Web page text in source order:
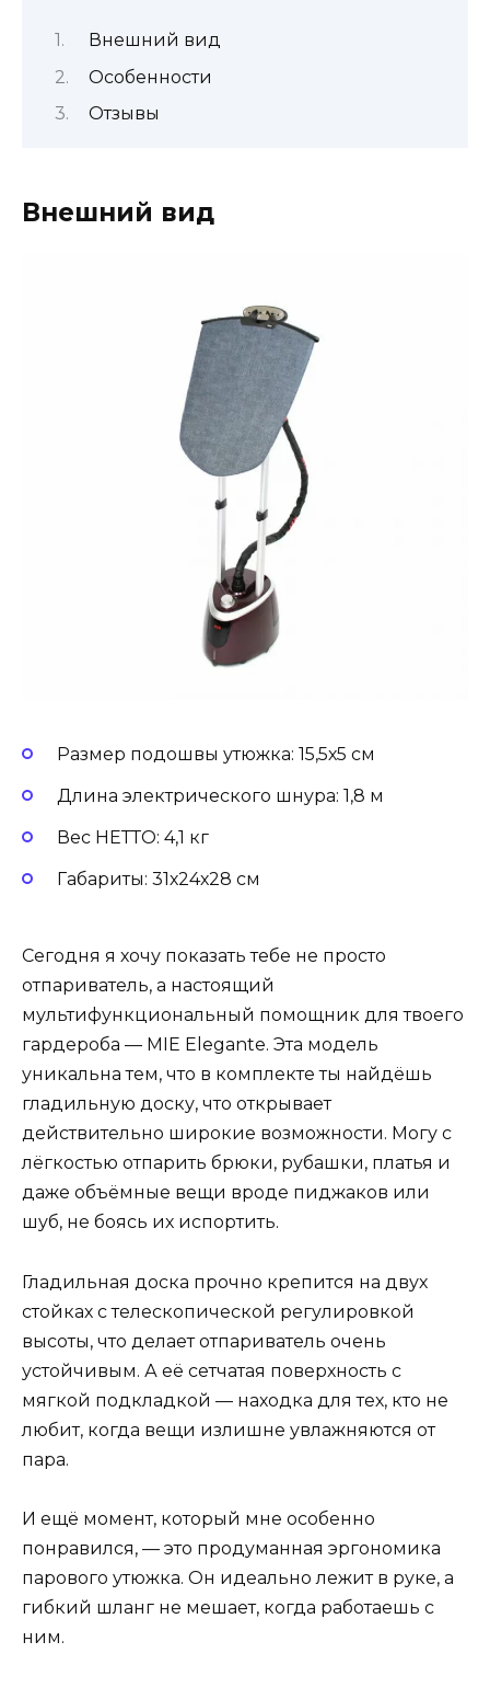
Внешний вид
Особенности
Отзывы
Внешний вид
Размер подошвы утюжка: 15,5х5 см
Длина электрического шнура: 1,8 м
Вес НЕТТО: 4,1 кг
Габариты: 31х24х28 см
Сегодня я хочу показать тебе не просто
отпариватель, а настоящий
мультифункциональный помощник для твоего
гардероба — MIE Elegante. Эта модель
уникальна тем, что в комплекте ты найдёшь
гладильную доску, что открывает
действительно широкие возможности. Могу с
лёгкостью отпарить брюки, рубашки, платья и
даже объёмные вещи вроде пиджаков или
шуб, не боясь их испортить.
Гладильная доска прочно крепится на двух
стойках с телескопической регулировкой
высоты, что делает отпариватель очень
устойчивым. А её сетчатая поверхность с
мягкой подкладкой — находка для тех, кто не
любит, когда вещи излишне увлажняются от
пара.
И ещё момент, который мне особенно
понравился, — это продуманная эргономика
парового утюжка. Он идеально лежит в руке, а
гибкий шланг не мешает, когда работаешь с
ним.